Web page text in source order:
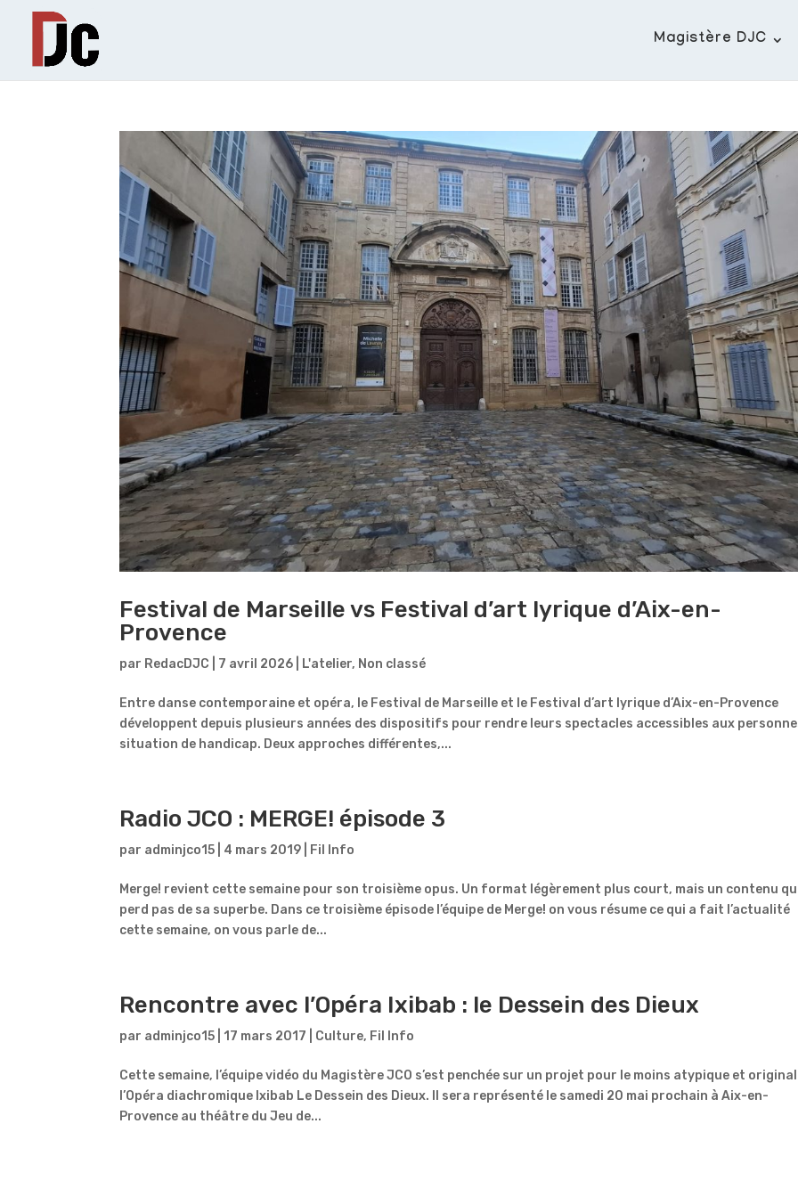
Magistère DJC
Festival de Marseille vs Festival d’art lyrique d’Aix-en-
Provence
par RedacDJC 7 avril 2026 L'atelier, Non classé
Entre danse contemporaine et opéra, le Festival de Marseille et le Festival d’art lyrique d’Aix-en-Provence
développent depuis plusieurs années des dispositifs pour rendre leurs spectacles accessibles aux
situation de handicap. Deux approches différentes,...
Radio JCO : MERGE! épisode 3
par adminjco15 4 mars 2019 Fil Info
Merge! revient cette semaine pour son troisième opus. Un format légèrement plus court, mais un contenu
perd pas de sa superbe. Dans ce troisième épisode l’équipe de Merge! on vous résume ce qui a fait l’actualité
cette semaine, on vous parle de...
Rencontre avec l’Opéra Ixibab : le Dessein des Dieux
par adminjco15 17 mars 2017 Culture, Fil Info
Cette semaine, l’équipe vidéo du Magistère JCO s’est penchée sur un projet pour le moins atypique et
l’Opéra diachromique Ixibab Le Dessein des Dieux. Il sera représenté le samedi 20 mai prochain à Aix-en-
Provence au théâtre du Jeu de...